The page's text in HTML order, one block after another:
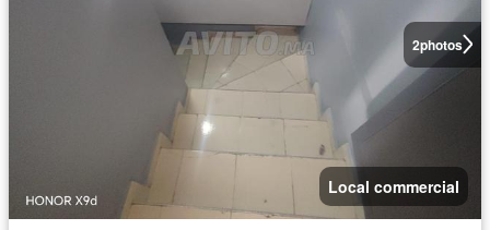
2photos
Local commercial